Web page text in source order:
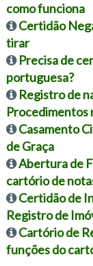
como funciona
Certidão
tirar
Precisa de
portuguesa?
Registro de
Procedimentos
Casamento
de Graça
Abertura de
cartório de
Certidão de
Registro de
Cartório de
funções do